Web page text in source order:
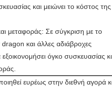
και μειώνει το κόστος της
μεταφοράς: Σε σύγκριση με το
και άλλες αδιάβροχες
όγκο συσκευασίας
ευρέως στην διεθνή αγορά